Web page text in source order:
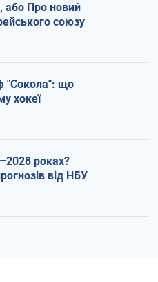
або Про новий
союзу
"Сокола": що
хокеї
роках?
від НБУ